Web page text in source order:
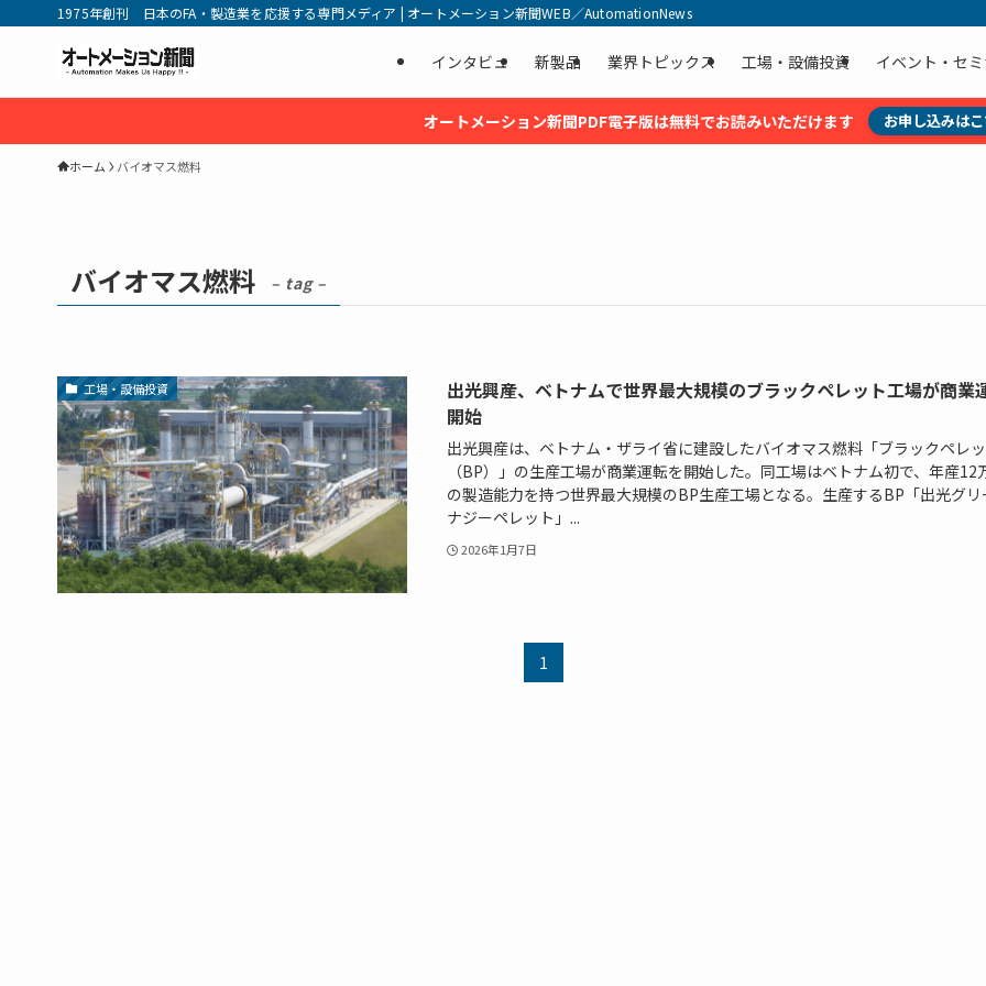
1975年創刊 日本のFA・製造業を応援する専門メディア | オートメーション新聞WEB／AutomationNews
インタビュ 新製品 業界トピックス 工場・設備投資 イベント・セ
オートメーション新聞PDF電子版は無料でお読みいただけます お申し込みは
ホーム バイオマス燃料
バイオマス燃料 – tag –
工場・設備投資
出光興産、ベトナムで世界最大規模のブラックペレット工場が商業
開始
出光興産は、ベトナム・ザライ省に建設したバイオマス燃料「ブラックペレ
（BP）」の生産工場が商業運転を開始した。同工場はベトナム初で、年産12
の製造能力を持つ世界最大規模のBP生産工場となる。生産するBP「出光グリ
ナジーペレット」...
2026年1月7日
1